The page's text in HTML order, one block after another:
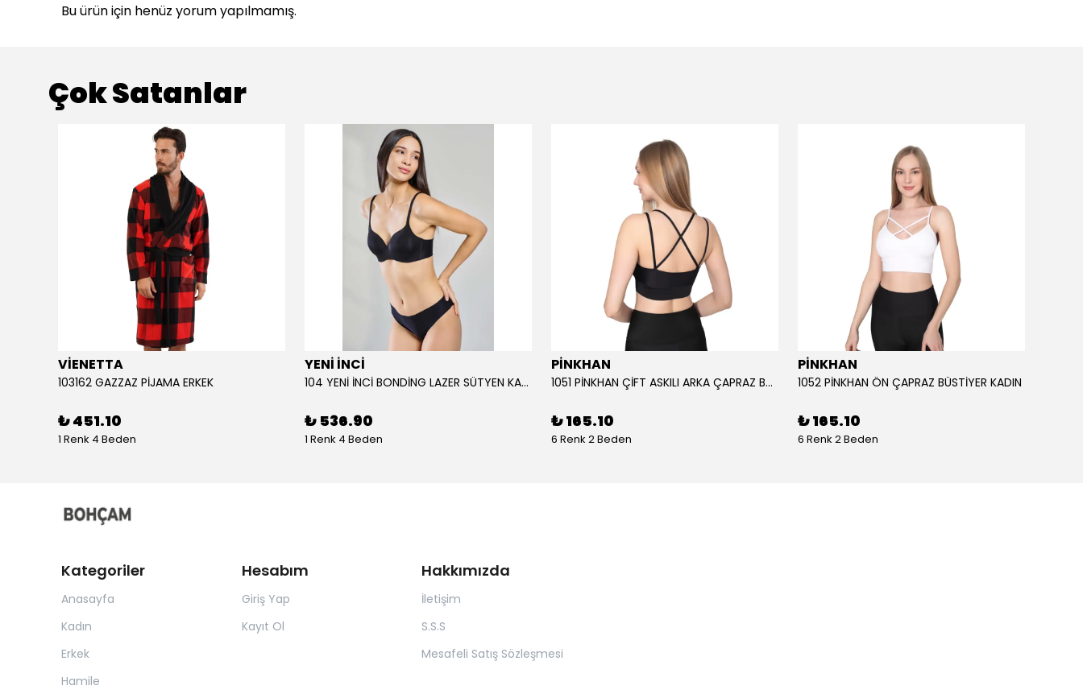
Bu ürün için henüz yorum yapılmamış.
Çok Satanlar
VİENETTA
103162 GAZZAZ PİJAMA ERKEK
₺ 451.10
1 Renk 4 Beden
YENİ İNCİ
104 YENİ İNCİ BONDİNG LAZER SÜTYEN KADIN
₺ 536.90
1 Renk 4 Beden
PİNKHAN
1051 PİNKHAN ÇİFT ASKILI ARKA ÇAPRAZ BÜSTİYER KADI
₺ 165.10
6 Renk 2 Beden
PİNKHAN
1052 PİNKHAN ÖN ÇAPRAZ BÜSTİYER KADIN
₺ 165.10
6 Renk 2 Beden
Kategoriler
Anasayfa
Kadın
Erkek
Hamile
Hesabım
Giriş Yap
Kayıt Ol
Hakkımızda
İletişim
S.S.S
Mesafeli Satış Sözleşmesi